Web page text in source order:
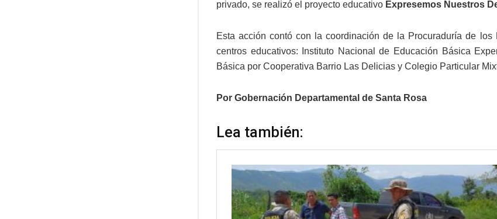
privado, se realizó el proyecto educativo Expresemos Nuestros
Esta acción contó con la coordinación de la Procuraduría de
centros educativos: Instituto Nacional de Educación Básica
Básica por Cooperativa Barrio Las Delicias y Colegio Particular
Por Gobernación Departamental de Santa Rosa
Lea también: